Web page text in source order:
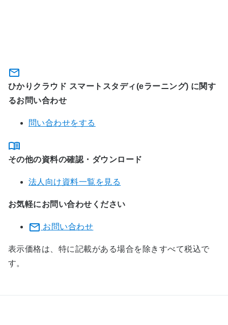
ひかりクラウド スマートスタディ(eラーニング) に関す
るお問い合わせ
問い合わせをする
その他の資料の確認・ダウンロード
法人向け資料一覧を見る
お気軽にお問い合わせください
お問い合わせ
表示価格は、特に記載がある場合を除きすべて税込で
す。